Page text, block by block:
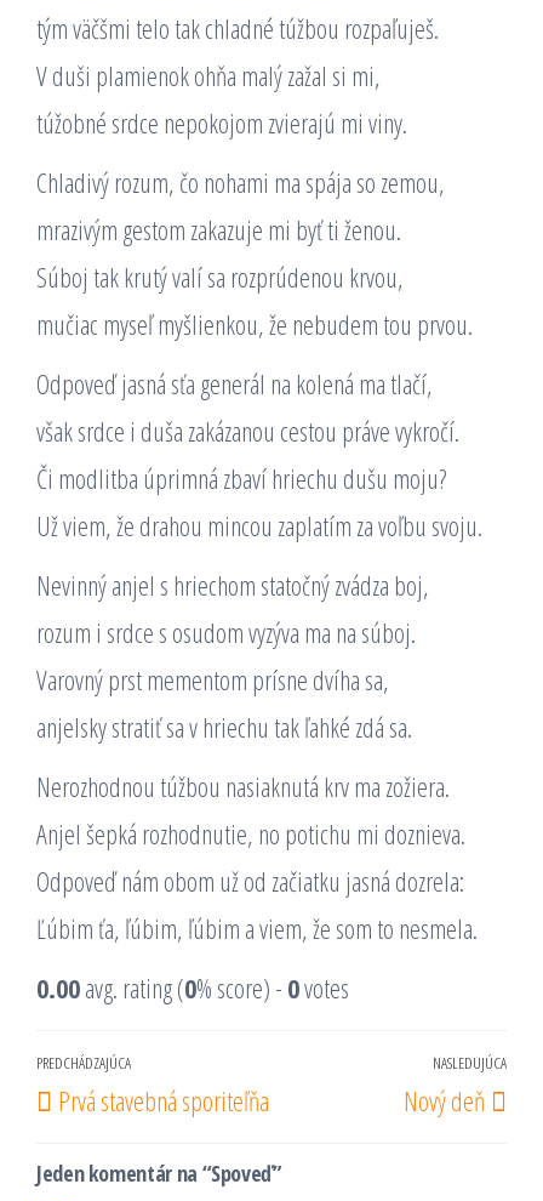
tým väčšmi telo tak chladné túžbou rozpaľuješ.
V duši plamienok ohňa malý zažal si mi,
túžobné srdce nepokojom zvierajú mi viny.
Chladivý rozum, čo nohami ma spája so zemou,
mrazivým gestom zakazuje mi byť ti ženou.
Súboj tak krutý valí sa rozprúdenou krvou,
mučiac myseľ myšlienkou, že nebudem tou prvou.
Odpoveď jasná sťa generál na kolená ma tlačí,
však srdce i duša zakázanou cestou práve vykročí.
Či modlitba úprimná zbaví hriechu dušu moju?
Už viem, že drahou mincou zaplatím za voľbu svoju.
Nevinný anjel s hriechom statočný zvádza boj,
rozum i srdce s osudom vyzýva ma na súboj.
Varovný prst mementom prísne dvíha sa,
anjelsky stratiť sa v hriechu tak ľahké zdá sa.
Nerozhodnou túžbou nasiaknutá krv ma zožiera.
Anjel šepká rozhodnutie, no potichu mi doznieva.
Odpoveď nám obom už od začiatku jasná dozrela:
Ľúbim ťa, ľúbim, ľúbim a viem, že som to nesmela.
0.00avg. rating (0% score) - 0votes
Navigácia
v
Predchádzajúci
príspevok
PREDCHÁDZAJÚCA
Prvá stavebná sporiteľňa
NASLEDUJÚCA
Nový deň
Jeden komentár na “Spoveď”